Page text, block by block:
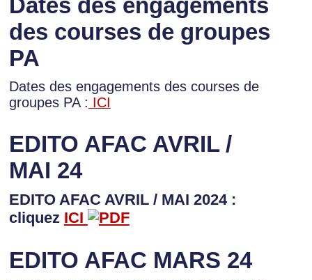
Dates des engagements
des courses de groupes
PA
Dates des engagements des courses de
groupes PA : ICI
EDITO AFAC AVRIL /
MAI 24
EDITO AFAC AVRIL / MAI 2024 :
cliquez ICI
EDITO AFAC MARS 24